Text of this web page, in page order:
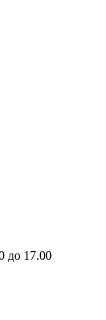
до 17.00